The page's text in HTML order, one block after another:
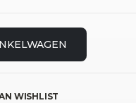
WISHLIST